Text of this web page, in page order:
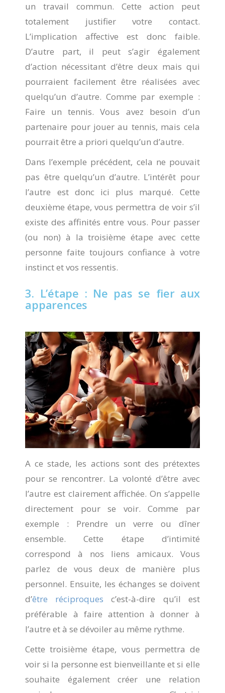
un travail commun. Cette action peut
totalement justifier votre contact.
L’implication affective est donc faible.
D’autre part, il peut s’agir également
d’action nécessitant d’être deux mais qui
pourraient facilement être réalisées avec
quelqu’un d’autre. Comme par exemple :
Faire un tennis. Vous avez besoin d’un
partenaire pour jouer au tennis, mais cela
pourrait être a priori quelqu’un d’autre.
Dans l’exemple précédent, cela ne pouvait
pas être quelqu’un d’autre. L’intérêt pour
l’autre est donc ici plus marqué. Cette
deuxième étape, vous permettra de voir s’il
existe des affinités entre vous. Pour passer
(ou non) à la troisième étape avec cette
personne faite toujours confiance à votre
instinct et vos ressentis.
3. L’étape : Ne pas se fier aux
apparences
A ce stade, les actions sont des prétextes
pour se rencontrer. La volonté d’être avec
l’autre est clairement affichée. On s’appelle
directement pour se voir. Comme par
exemple : Prendre un verre ou dîner
ensemble. Cette étape d’intimité
correspond à nos liens amicaux. Vous
parlez de vous deux de manière plus
personnel. Ensuite, les échanges se doivent
d’être réciproques c’est-à-dire qu’il est
préférable à faire attention à donner à
l’autre et à se dévoiler au même rythme.
Cette troisième étape, vous permettra de
voir si la personne est bienveillante et si elle
souhaite également créer une relation